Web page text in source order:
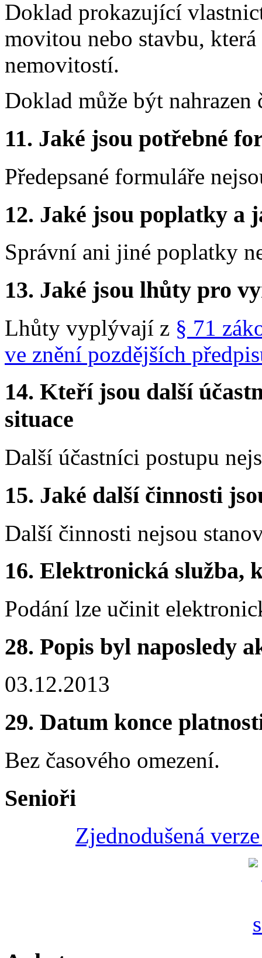
Doklad prokazující
movitou nebo stavbu,
nemovitostí.
Doklad může být nahrazen
11. Jaké jsou potřebné
Předepsané formuláře
12. Jaké jsou poplatky a
Správní ani jiné poplatky
13. Jaké jsou lhůty pro
Lhůty vyplývají z § 71
ve znění pozdějších
14. Kteří jsou další
situace
Další účastníci postupu
15. Jaké další činnosti
Další činnosti nejsou
16. Elektronická služba,
Podání lze učinit
28. Popis byl naposledy
03.12.2013
29. Datum konce
Bez časového omezení.
Senioři
Zjednodušená